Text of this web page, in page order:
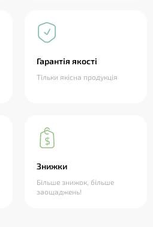
Гарантія якості
Тільки якісна продукція
Знижки
Більше знижок, більше
заощаджень!